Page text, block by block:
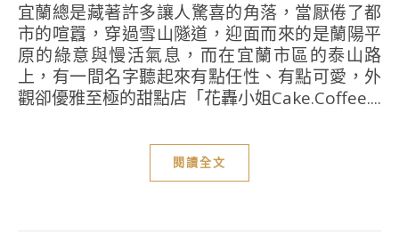
宜蘭總是藏著許多讓人驚喜的角落，當厭倦了都
市的喧囂，穿過雪山隧道，迎面而來的是蘭陽平
原的綠意與慢活氣息，而在宜蘭市區的泰山路
上，有一間名字聽起來有點任性、有點可愛，外
觀卻優雅至極的甜點店「花轟小姐Cake.Coffee....
閱讀全文